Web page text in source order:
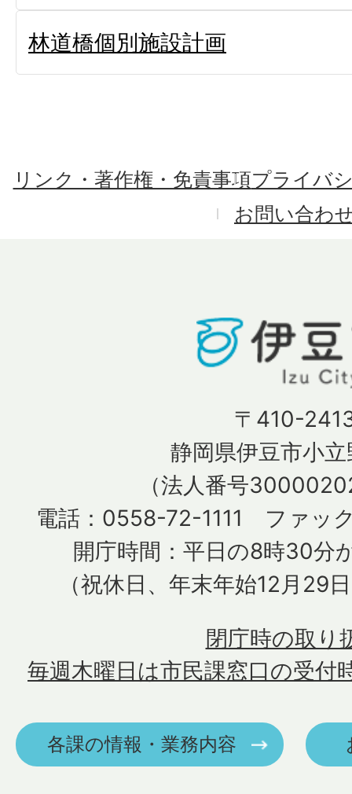
林道橋個別施設計画
リンク・著作権・免責事項プライバ
お問い合わ
〒410-
静岡県伊豆市小
（法人番号
電話：0558-72-1111 ファッ
開庁時間：平日の8時30分
（祝休日、年末年始12月29
毎週木曜日は市民課窓口の受付
閉庁時の取り
各課の情報・業務内容